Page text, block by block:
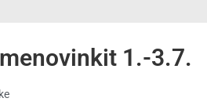
1.-3.7.